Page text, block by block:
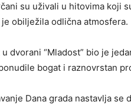
su uživali u hitovima koji
obilježila odlična atmosfera.
dvorani “Mladost” bio je
bogat i raznovrstan
Dana grada nastavlja